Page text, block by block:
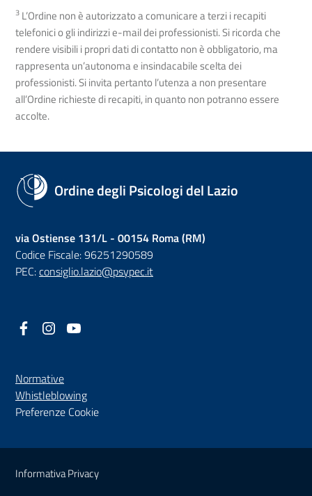
3 L’Ordine non è autorizzato a comunicare a terzi i recapiti
telefonici o gli indirizzi e-mail dei professionisti. Si ricorda che
rendere visibili i propri dati di contatto non è obbligatorio, ma
rappresenta un’autonoma e insindacabile scelta dei
professionisti. Si invita pertanto l’utenza a non presentare
all’Ordine richieste di recapiti, in quanto non potranno essere
accolte.
Ordine degli Psicologi del Lazio
via Ostiense 131/L - 00154 Roma (RM)
Codice Fiscale: 96251290589
PEC:consiglio.lazio@psypec.it
Facebook
(nuova scheda - new tab)
Instagram
(nuova scheda - new tab)
Normative
Whistleblowing(nuova scheda - new tab)
Preferenze Cookie
Sezione Link Utili
Informativa Privacy